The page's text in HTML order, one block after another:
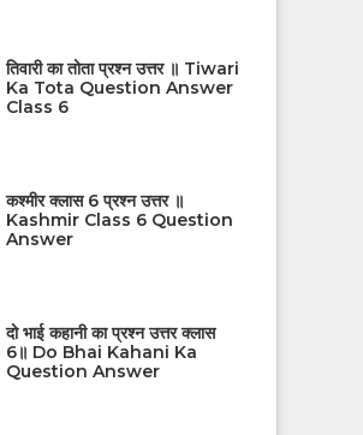
तिवारी का तोता प्रश्न उत्तर ॥ Tiwari
Ka Tota Question Answer
Class 6
कश्मीर क्लास 6 प्रश्न उत्तर ॥
Kashmir Class 6 Question
Answer
दो भाई कहानी का प्रश्न उत्तर क्लास
6॥ Do Bhai Kahani Ka
Question Answer